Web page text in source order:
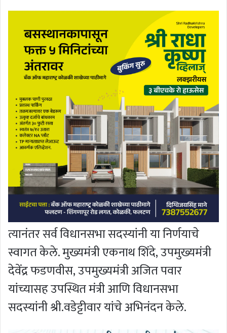
त्यानंतर सर्व विधानसभा सदस्यांनी या निर्णयाचे
स्वागत केले. मुख्यमंत्री एकनाथ शिंदे, उपमुख्यमंत्री
देवेंद्र फडणवीस, उपमुख्यमंत्री अजित पवार
यांच्यासह उपस्थित मंत्री आणि विधानसभा
सदस्यांनी श्री.वडेट्टीवार यांचे अभिनंदन केले.